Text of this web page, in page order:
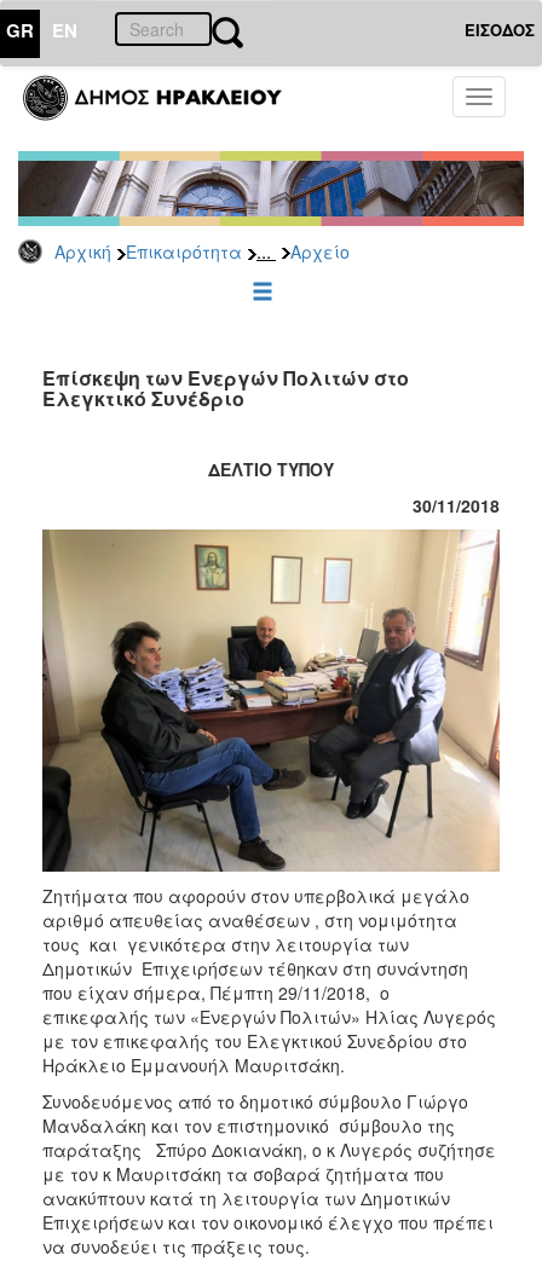
GR EN ΕΙΣΟΔΟΣ
Toggle
Αρχική Επικαιρότητα ... Αρχείο
ΕΠΙΚΑΙΡΟΤΗΤΑ
Παρατάξεις
Αρχείο
ΕΠΙΣΚΕΠΤΗΣ
Επίσκεψη των Ενεργών Πολιτών στο
Ελεγκτικό Συνέδριο
ΔΕΛΤΙΟ ΤΥΠΟΥ
30/11/2018
Ζητήματα που αφορούν στον υπερβολικά μεγάλο
αριθμό απευθείας αναθέσεων , στη νομιμότητα
τους και γενικότερα στην λειτουργία των
Δημοτικών Επιχειρήσεων τέθηκαν στη συνάντηση
που είχαν σήμερα, Πέμπτη 29/11/2018, ο
επικεφαλής των «Ενεργών Πολιτών» Ηλίας Λυγερός
με τον επικεφαλής του Ελεγκτικού Συνεδρίου στο
Ηράκλειο Εμμανουήλ Μαυριτσάκη.
Συνοδευόμενος από το δημοτικό σύμβουλο Γιώργο
Μανδαλάκη και τον επιστημονικό σύμβουλο της
παράταξης Σπύρο Δοκιανάκη, ο κ Λυγερός συζήτησε
με τον κ Μαυριτσάκη τα σοβαρά ζητήματα που
ανακύπτουν κατά τη λειτουργία των Δημοτικών
Επιχειρήσεων και τον οικονομικό έλεγχο που πρέπει
να συνοδεύει τις πράξεις τους.